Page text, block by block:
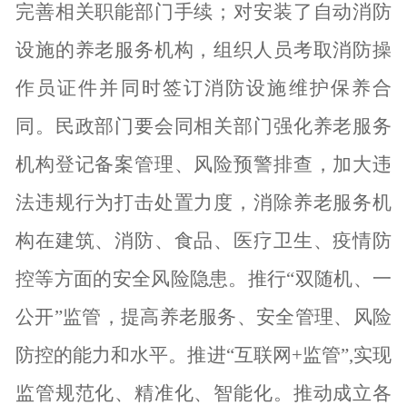
完善相关职能部门手续；对安装了自动消防
设施的养老服务机构，组织人员考取消防操
作员证件并同时签订消防设施维护保养合
同。民政部门要会同相关部门强化养老服务
机构登记备案管理、风险预警排查，加大违
法违规行为打击处置力度，消除养老服务机
构在建筑、消防、食品、医疗卫生、疫情防
控等方面的安全风险隐患。推行“双随机、一
公开”监管，提高养老服务、安全管理、风险
防控的能力和水平。推进“互联网+监管”,实现
监管规范化、精准化、智能化。推动成立各